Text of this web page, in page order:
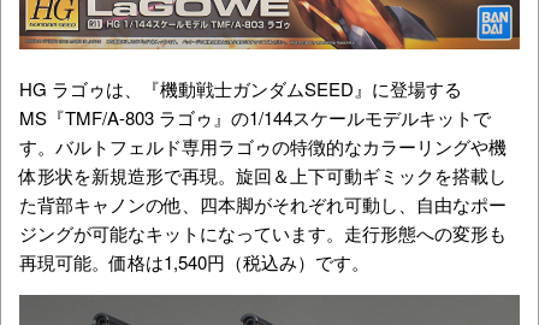
HG ラゴゥは、『機動戦士ガンダムSEED』に登場する
MS『TMF/A-803 ラゴゥ』の1/144スケールモデルキットで
す。バルトフェルド専用ラゴゥの特徴的なカラーリングや機
体形状を新規造形で再現。旋回＆上下可動ギミックを搭載し
た背部キャノンの他、四本脚がそれぞれ可動し、自由なポー
ジングが可能なキットになっています。走行形態への変形も
再現可能。価格は1,540円（税込み）です。